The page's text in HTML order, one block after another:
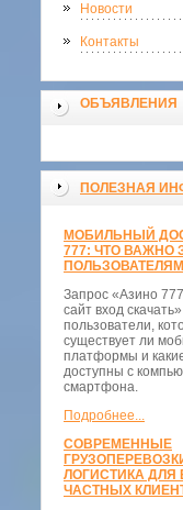
Новости
Контакты
ОБЪЯВЛЕНИЯ
ПОЛЕЗНАЯ
МОБИЛЬНЫЙ
777: ЧТО ВАЖНО
ПОЛЬЗОВАТЕЛЯМ
Запрос «Азино
сайт вход
пользователи,
существует ли
платформы и
доступны с
смартфона.
Подробнее...
СОВРЕМЕННЫЕ
ЛОГИСТИКА ДЛЯ
ЧАСТНЫХ